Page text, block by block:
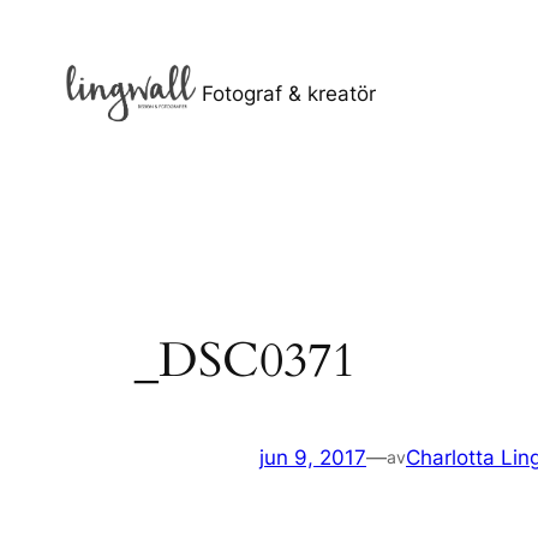
innehåll
Fotograf & kreatör
_DSC0371
jun 9, 2017—avCharlotta